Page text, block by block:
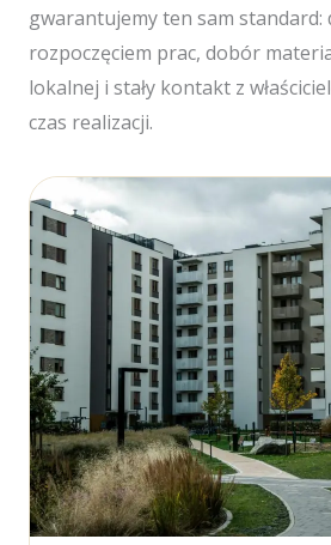
gwarantujemy ten sam
rozpoczęciem prac, dobór
lokalnej i stały kontakt z
czas realizacji.